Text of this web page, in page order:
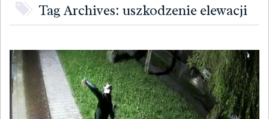
Tag Archives: uszkodzenie elewacji